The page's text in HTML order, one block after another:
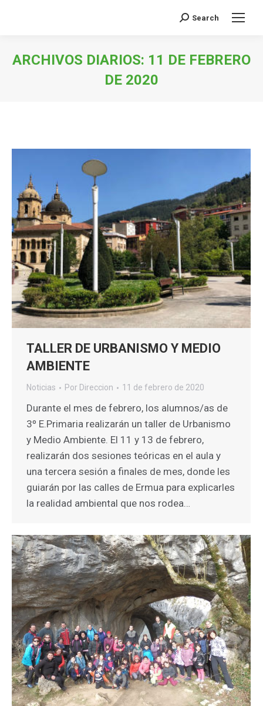
Buscar:
Search
ARCHIVOS DIARIOS: 11 DE FEBRERO
DE 2020
TALLER DE URBANISMO Y MEDIO
AMBIENTE
Noticias Por Direccion 11 de febrero de 2020
Durante el mes de febrero, los alumnos/as de
3º E.Primaria realizarán un taller de Urbanismo
y Medio Ambiente. El 11 y 13 de febrero,
realizarán dos sesiones teóricas en el aula y
una tercera sesión a finales de mes, donde les
guiarán por las calles de Ermua para explicarles
la realidad ambiental que nos rodea…